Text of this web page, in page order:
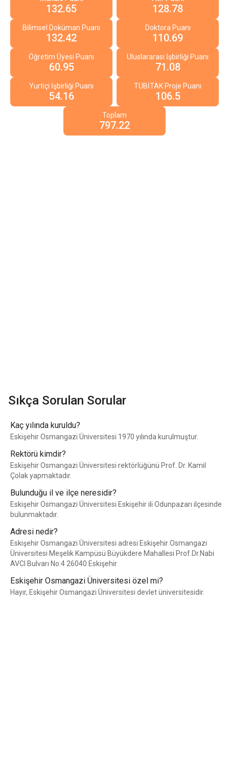
132.65 128.78
Bilimsel Doküman Puanı
132.42
Doktora Puanı
110.69
Öğretim Üyesi Puanı
60.95
Uluslararası İşbirliği Puanı
71.08
Yurtiçi İşbirliği Puanı
54.16
TÜBİTAK Proje Puanı
106.5
Toplam
797.22
Sıkça Sorulan Sorular
Kaç yılında kuruldu?
Eskişehir Osmangazi Üniversitesi 1970 yılında kurulmuştur.
Rektörü kimdir?
Eskişehir Osmangazi Üniversitesi rektörlüğünü Prof. Dr. Kamil
Çolak yapmaktadır.
Bulunduğu il ve ilçe neresidir?
Eskişehir Osmangazi Üniversitesi Eskişehir ili Odunpazarı ilçesinde
bulunmaktadır.
Adresi nedir?
Eskişehir Osmangazi Üniversitesi adresi Eskişehir Osmangazi
Üniversitesi Meşelik Kampüsü Büyükdere Mahallesi Prof.Dr.Nabi
AVCI Bulvarı No:4 26040 Eskişehir
Eskişehir Osmangazi Üniversitesi özel mi?
Hayır, Eskişehir Osmangazi Üniversitesi devlet üniversitesidir.